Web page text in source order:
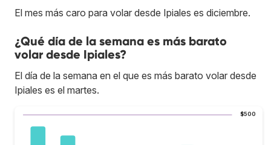
El mes más caro para volar desde Ipiales es diciembre.
¿Qué día de la semana es más barato
volar desde Ipiales?
El día de la semana en el que es más barato volar desde
Ipiales es el martes.
$500